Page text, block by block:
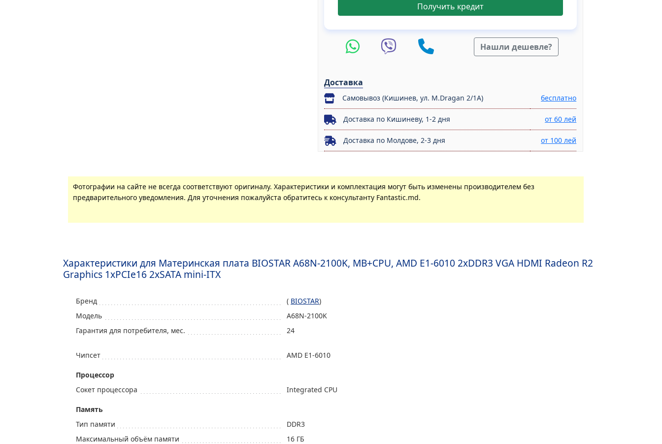
Получить кредит
Нашли дешевле?
Доставка
Самовывоз (Кишинев, ул. M.Dragan 2/1A) бесплатно
Доставка по Кишиневу, 1-2 дня от 60 лей
Доставка по Молдове, 2-3 дня от 100 лей
Фотографии на сайте не всегда соответствуют оригиналу. Характеристики и комплектация могут быть изменены производителем без
предварительного уведомления. Для уточнения пожалуйста обратитесь к консультанту Fantastic.md.
Характеристики для Материнская плата BIOSTAR A68N-2100K, MB+CPU, AMD E1-6010 2xDDR3 VGA HDMI Radeon R2
Graphics 1xPCIe16 2xSATA mini-ITX
Бренд ( BIOSTAR)
Модель
A68N-2100K
Гарантия для потребителя, мес.
24
Чипсет AMD E1-6010
Процессор
Сокет процессора
Integrated CPU
Память
Тип памяти
DDR3
Максимальный объём памяти
16 ГБ